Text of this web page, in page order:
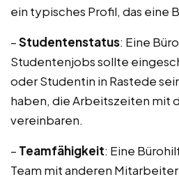
ein typisches Profil, das eine
–Studentenstatus: Eine
Studentenjobs sollte
oder Studentin in Rastede
haben, die Arbeitszeiten mit
vereinbaren.
– Teamfähigkeit: Eine
Team mit anderen